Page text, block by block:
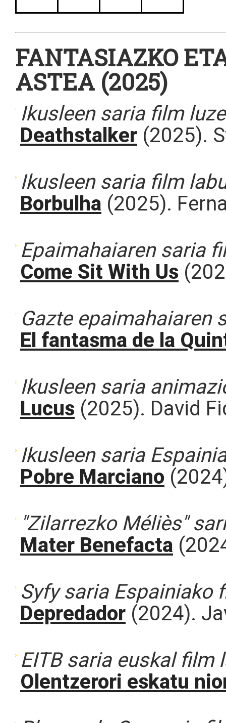
FANTASIAZKO
ASTEA (2025)
Ikusleen saria film
Deathstalker (2025).
Ikusleen saria film
Borbulha (2025).
Epaimahaiaren saria
Come Sit With Us
Gazte epaimahaiaren
El fantasma de la
Ikusleen saria
Lucus (2025). David
Ikusleen saria
Pobre Marciano
"Zilarrezko Méliès"
Mater Benefacta
Syfy saria Espainiako
Depredador (2024).
EITB saria euskal film
Olentzerori eskatu